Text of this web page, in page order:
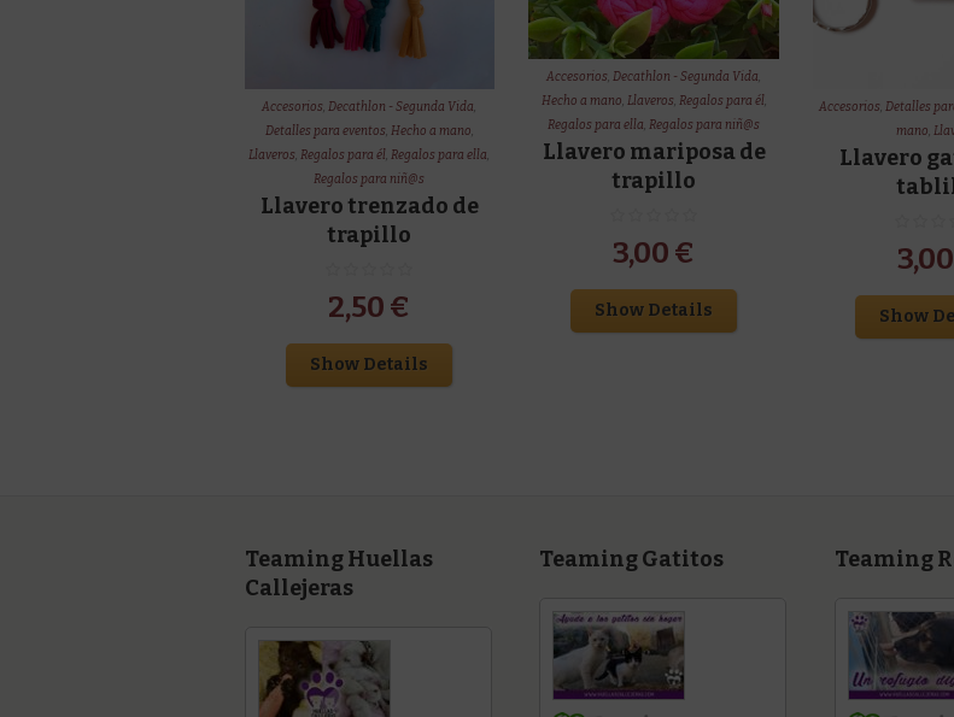
Accesorios,Decathlon - Segunda Vida,
Detalles para eventos, Hecho a mano,
Llaveros,Regalos para él,Regalos para ella,
Regalos para niñ@s
Llavero trenzado de
trapillo
2,50 €
Show Details
Accesorios,Decathlon - Segunda Vida,
Hecho a mano, Llaveros, Regalos para él,
Regalos para ella,Regalos para niñ@s
Llavero mariposa de
trapillo
3,00 €
Show Details
Accesorios,Detalles
mano,
Llavero
3,00
Show
Teaming Huellas
Callejeras
Teaming Gatitos Teaming